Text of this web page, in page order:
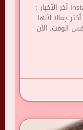
Instagram Twitter Snapchat Youtube آخر الأخبار :
أكثر جمالا لأنها
الوقت، الآن